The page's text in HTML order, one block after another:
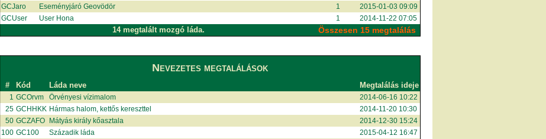
GCJaro
Eseményjáró Geovödör 1
2015-01-03 09:09
GCUser
User Hona 1 2014-11-22 07:05
14 megtalált mozgó láda. Összesen 15 megtalálás
Nevezetes megtalálások
# Kód Láda neve Megtalálás ideje
1 GCOrvm Örvényesi vízimalom
2014-06-16 10:22
25 GCHHKK Hármas halom, kettős kereszttel
2014-11-20 10:30
50 GCZAFO Mátyás király kőasztala
2014-12-30 15:24
100 GC100 Századik láda
2015-04-12 16:47